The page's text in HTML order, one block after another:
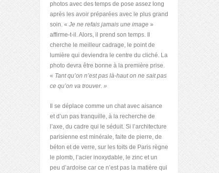
photos avec des temps de pose assez long
après les avoir préparées avec le plus grand
soin. « Je ne refais jamais une image »
affirme-t-il. Alors, il prend son temps. Il
cherche le meilleur cadrage, le point de
lumière qui deviendra le centre du cliché. La
photo devra être bonne à la première prise.
« Tant qu’on n’est pas là-haut on ne sait pas
ce qu’on va trouver. »
Il se déplace comme un chat avec aisance
et d’un pas tranquille, à la recherche de
l’axe, du cadre qui le séduit. Si l’architecture
parisienne est minérale, faite de pierre, de
béton et de verre, sur les toits de Paris règne
le plomb, l’acier inoxydable, le zinc et un
peu d’ardoise car ce n’est pas la matière qui